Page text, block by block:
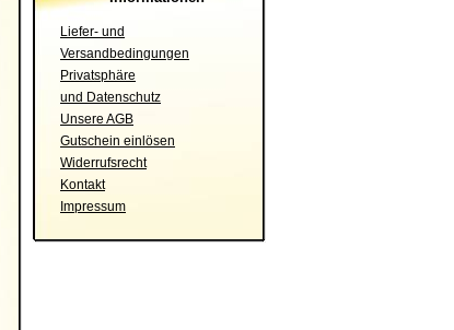
Liefer- und
Versandbedingungen
Privatsphäre
und Datenschutz
Unsere AGB
Gutschein einlösen
Widerrufsrecht
Kontakt
Impressum